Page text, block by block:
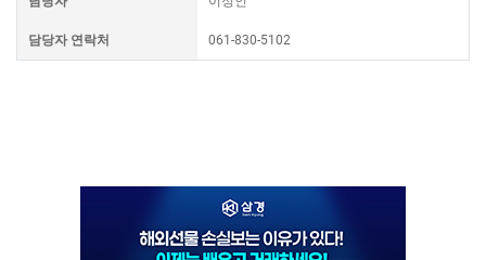
담당자 연락처 061-830-5102